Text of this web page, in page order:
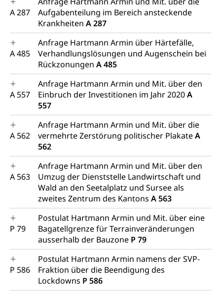
A 287
Aufgabenteilung im Bereich ansteckende
Krankheiten A 287
A 485
Anfrage Hartmann Armin über Härtefälle,
Verhandlungslösungen und Augenschein bei
Rückzonungen A 485
A 557
Anfrage Hartmann Armin und Mit. über den
Einbruch der Investitionen im Jahr 2020A
557
A 562
Anfrage Hartmann Armin und Mit. über die
vermehrte Zerstörung politischer PlakateA
562
A 563
Anfrage Hartmann Armin und Mit. über den
Umzug der Dienststelle Landwirtschaft und
Wald an den Seetalplatz und Sursee als
zweites Zentrum des Kantons A 563
P 79
Postulat Hartmann Armin und Mit. über eine
Bagatellgrenze für Terrainveränderungen
ausserhalb der Bauzone P 79
P 586
Postulat Hartmann Armin namens der SVP-
Fraktion über die Beendigung des
Lockdowns P 586